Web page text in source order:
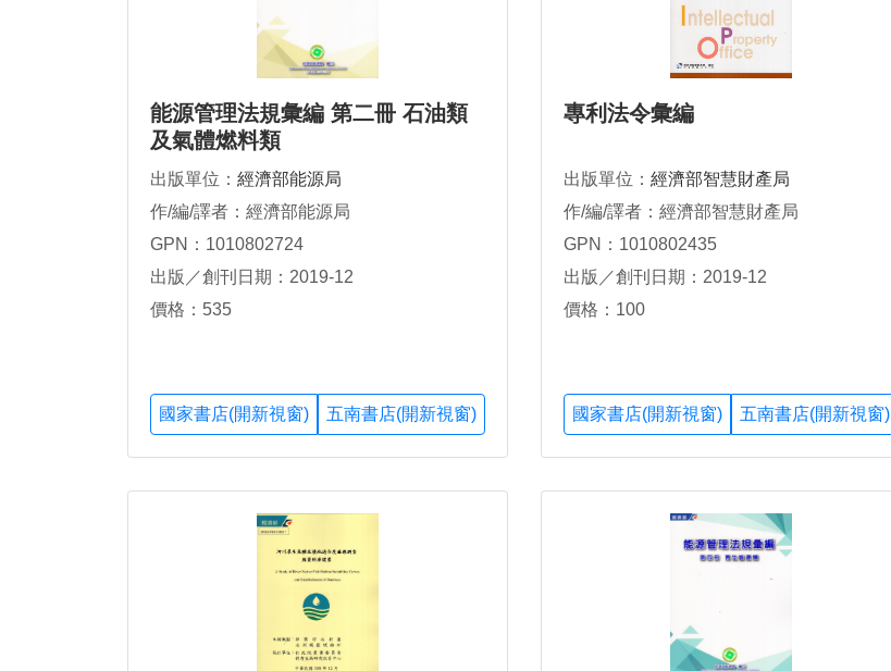
能源管理法規彙編 第二冊 石油類
及氣體燃料類
出版單位： 經濟部能源局
作/編/譯者：經濟部能源局
GPN：1010802724
出版／創刊日期：2019-12
價格：535
國家書店(開新視窗) 五南書店(開新視窗)
專利法令彙編
出版單位： 經濟部智慧財產局
作/編/譯者：經濟部智慧財產局
GPN：1010802435
出版／創刊日期：2019-12
價格：100
國家書店(開新視窗) 五南書店(開新視窗)